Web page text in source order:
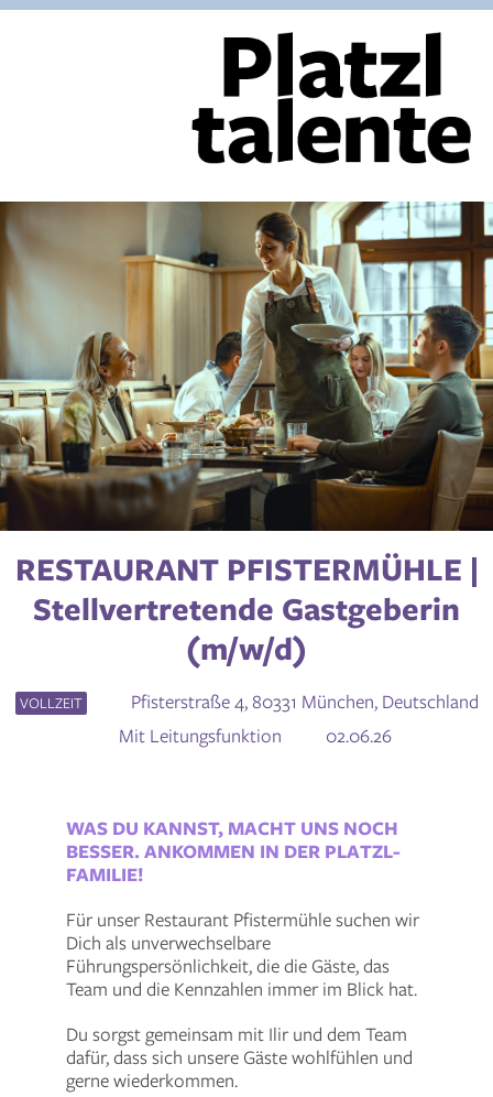
RESTAURANT PFISTERMÜHLE |
Stellvertretende Gastgeberin
(m/w/d)
VOLLZEIT
Pfisterstraße 4, 80331 München, Deutschland
Mit Leitungsfunktion
02.06.26
WAS DU KANNST, MACHT UNS NOCH
BESSER. ANKOMMEN IN DER PLATZL-
FAMILIE!
Für unser Restaurant Pfistermühle suchen wir
Dich als unverwechselbare
Führungspersönlichkeit, die die Gäste, das
Team und die Kennzahlen immer im Blick hat.
Du sorgst gemeinsam mit Ilir und dem Team
dafür, dass sich unsere Gäste wohlfühlen und
gerne wiederkommen.